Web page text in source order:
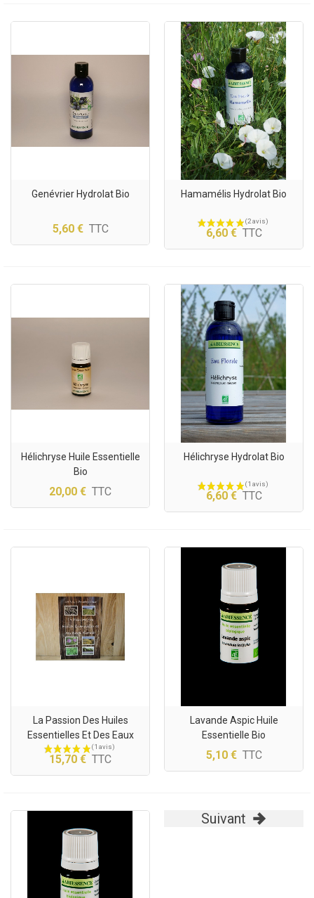
Genévrier Hydrolat Bio
5,60 € TTC
Hamamélis Hydrolat Bio
6,60 € TTC
Hélichryse Huile Essentielle
Bio
20,00 € TTC
Hélichryse Hydrolat Bio
6,60 € TTC
La Passion Des Huiles
Essentielles Et Des Eaux
Florales
15,70 € TTC
Lavande Aspic Huile
Essentielle Bio
5,10 € TTC
Suivant